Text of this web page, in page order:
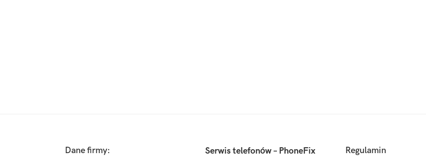
Dane firmy:
Serwis telefonów – PhoneFix
Regulamin